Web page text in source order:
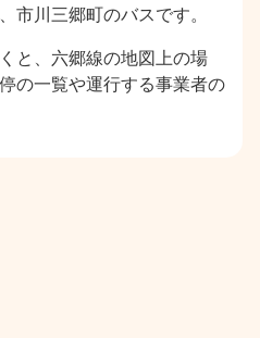
市川三郷町のバスです。
と、六郷線の地図上の場
の一覧や運行する事業者の